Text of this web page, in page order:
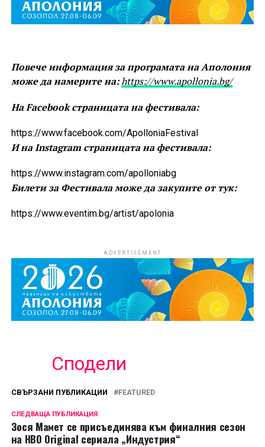
Повече информация за програмата на Аполония
може да намерите на:https://www.apollonia.bg/
На Facebook страницата на фестивала:
https://www.facebook.com/ApolloniaFestival
И на Instagram страницата на фестивала:
https://www.instagram.com/apolloniabg
Билети за Фестивала може да закупите от тук:
https://www.eventim.bg/artist/apolonia
ADVERTISEMENT
Сподели
СВЪРЗАНИ ПУБЛИКАЦИИ FEATURED
СЛЕДВАЩА ПУБЛИКАЦИЯ
Зося Мамет се присъединява към финалния сезон
на HBO Original сериала „Индустрия“